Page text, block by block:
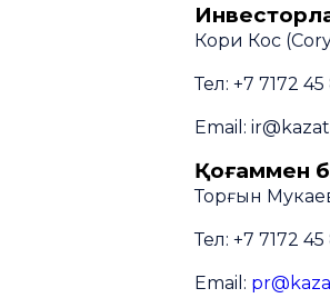
Кори Кос
Тел: +7 7172 45
Email:
Қоғаммен
Торғын
Тел: +7 7172
Email: